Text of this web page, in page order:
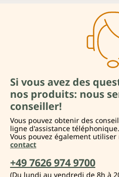
Si vous avez des
nos produits: nous
conseiller!
Vous pouvez obtenir des
ligne d'assistance téléphonique.
Vous pouvez également utiliser
contact
+49 7626 974 9700
(Du lundi au vendredi de 8h à